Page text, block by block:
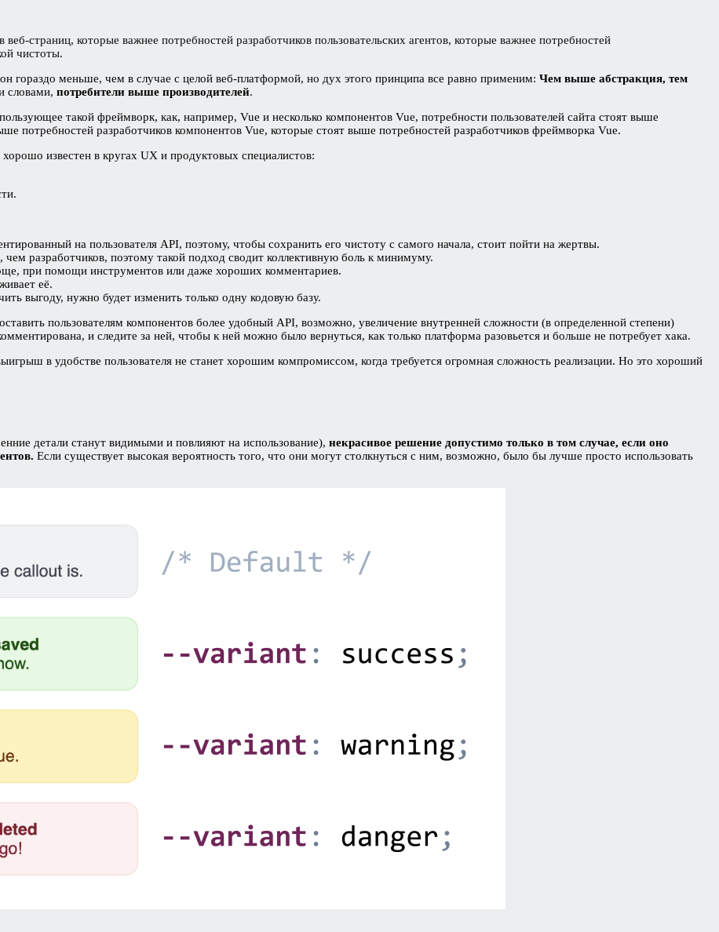
страниц, которые важнее потребностей разработчиков пользовательских агентов, которые важнее потребностей
чистоты.
гораздо меньше, чем в случае с целой веб-платформой, но дух этого принципа все равно применим: Чем выше абстракция, тем
словами, потребители выше производителей.
такой фреймворк, как, например, Vue и несколько компонентов Vue, потребности пользователей сайта стоят выше
потребностей разработчиков компонентов Vue, которые стоят выше потребностей разработчиков фреймворка Vue.
известен в кругах UX и продуктовых специалистов:
на пользователя API, поэтому, чтобы сохранить его чистоту с самого начала, стоит пойти на жертвы.
разработчиков, поэтому такой подход сводит коллективную боль к минимуму.
при помощи инструментов или даже хороших комментариев.
её.
выгоду, нужно будет изменить только одну кодовую базу.
пользователям компонентов более удобный API, возможно, увеличение внутренней сложности (в определенной степени)
и следите за ней, чтобы к ней можно было вернуться, как только платформа разовьется и больше не потребует хака.
в удобстве пользователя не станет хорошим компромиссом, когда требуется огромная сложность реализации. Но это хороший
детали станут видимыми и повлияют на использование), некрасивое решение допустимо только в том случае, если оно
Если существует высокая вероятность того, что они могут столкнуться с ним, возможно, было бы лучше просто использовать